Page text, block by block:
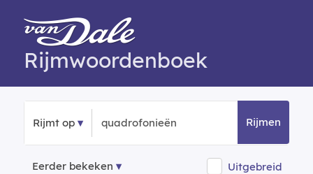
Rijmwoordenboek
Rijmt op Rijmen
Eerder bekeken Uitgebreid